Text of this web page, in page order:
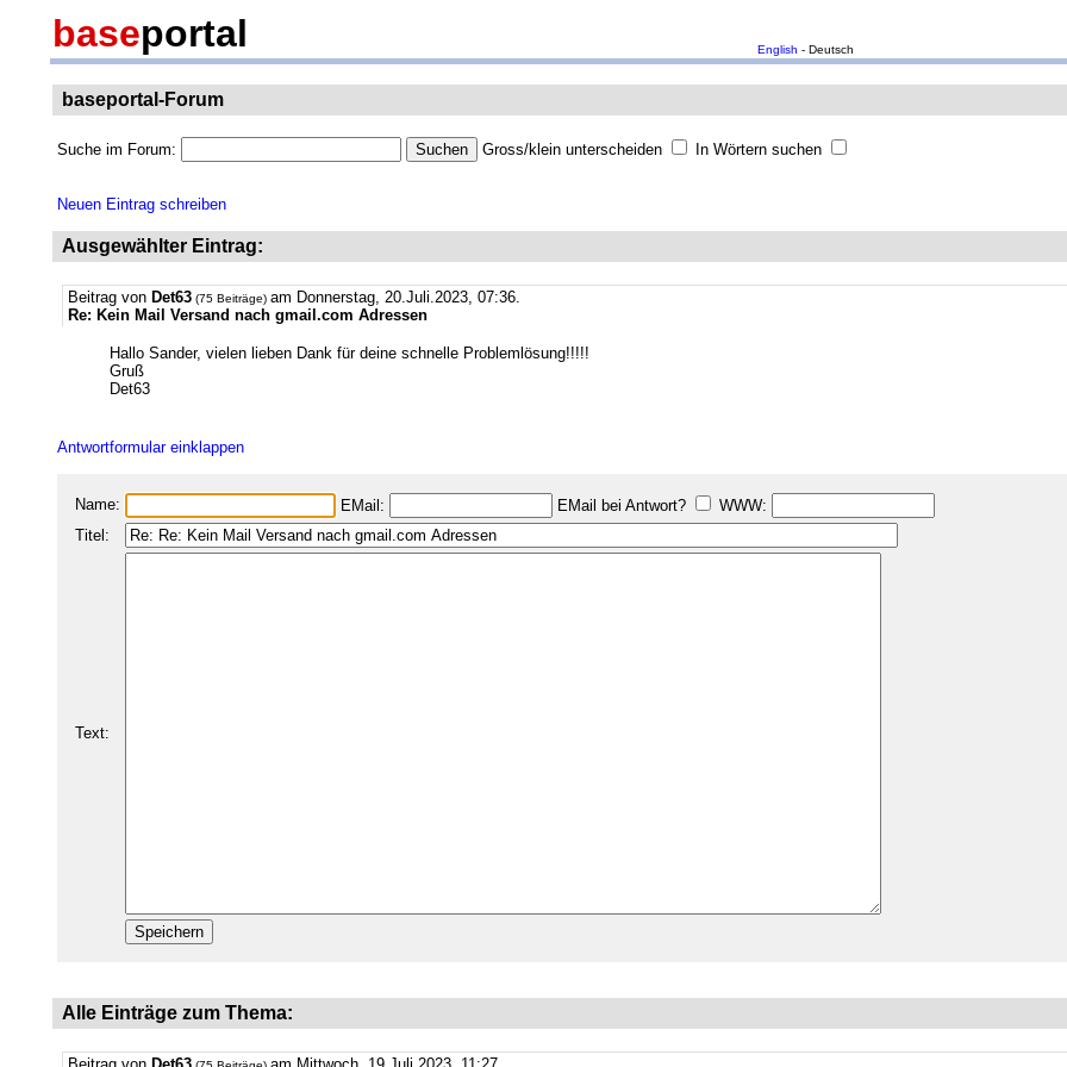
baseportal English - Deutsch
baseportal-Forum
Suche im Forum: Gross/klein unterscheiden In Wörtern suchen
Neuen Eintrag schreiben
Ausgewählter Eintrag:
Beitrag von Det63 (75 Beiträge) am Donnerstag, 20.Juli.2023, 07:36.
Re: Kein Mail Versand nach gmail.com Adressen
Hallo Sander, vielen lieben Dank für deine schnelle Problemlösung!!!!!
Gruß
Det63
Antwortformular einklappen
Name: EMail: EMail bei Antwort?
WWW:
Titel:
Text:
Alle Einträge zum Thema: